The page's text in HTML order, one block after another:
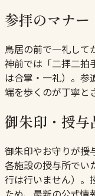
参拝のマナー
鳥居の前で一礼して
神前では「二拝二拍
は合掌・一礼）。参
端を歩くのが丁寧と
御朱印・授与
御朱印やお守りが授
各施設の授与所でい
行は行いません）。